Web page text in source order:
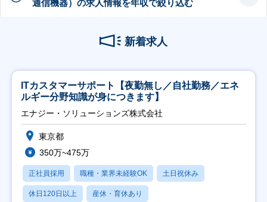
通信機器）の求人情報を年収で絞り込む
新着求人
ITカスタマーサポート【夜勤無し／自社勤務／エネ
ルギー分野知識が身につきます】
エナジー・ソリューションズ株式会社
東京都
350万~475万
正社員採用 職種・業界未経験OK 土日祝休み
休日120日以上 産休・育休あり